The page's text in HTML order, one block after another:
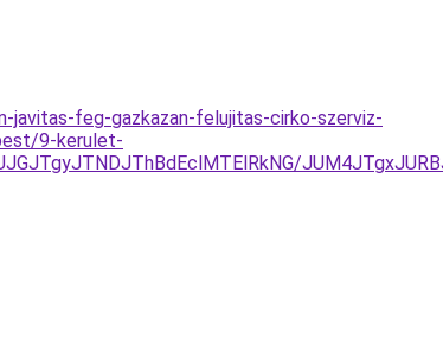
javitas-feg-gazkazan-felujitas-cirko-szerviz-
9-kerulet-